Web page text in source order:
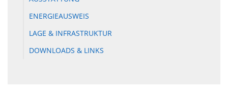
ENERGIEAUSWEIS
LAGE & INFRASTRUKTUR
DOWNLOADS & LINKS